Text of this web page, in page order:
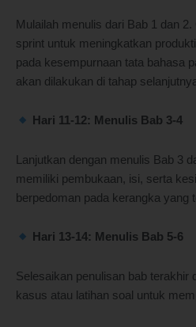
Mulailah menulis dari Bab 1 dan
sprint untuk meningkatkan
pada kesempurnaan tata bahasa
akan dilakukan di tahap
Hari 11-12: Menulis Bab 3-4
Lanjutkan dengan menulis Bab 3
memiliki pembukaan, isi, serta
berpedoman pada kerangka yang
Hari 13-14: Menulis Bab 5-6
Selesaikan penulisan bab terakhir
kasus atau latihan soal untuk